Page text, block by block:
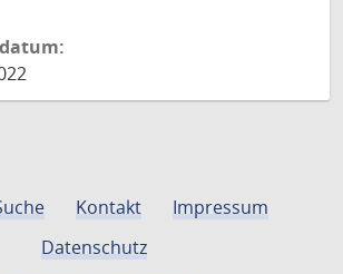
Kontakt
Impressum
Datenschutz